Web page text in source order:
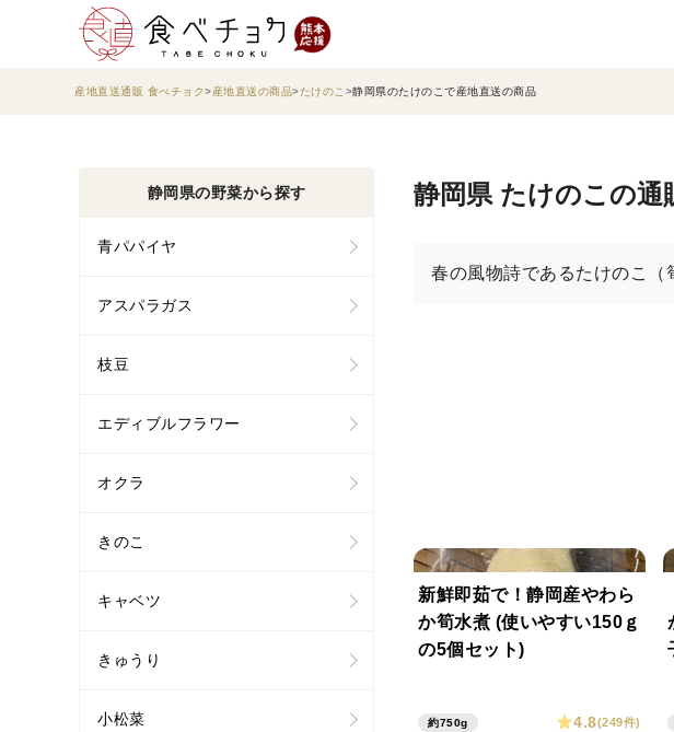
産地直送通販 食べチョク 産地直送の商品 たけのこ 静岡県のたけのこで産地直送の商品
静岡県 たけのこの通
春の風物詩であるたけのこ（
新鮮即茹で！静岡産やわら
か筍水煮 (使いやすい150ｇ
の5個セット)
約750g 4.8(249件)
静岡県の野菜から探す
青パパイヤ
アスパラガス
枝豆
エディブルフラワー
オクラ
きのこ
キャベツ
きゅうり
小松菜